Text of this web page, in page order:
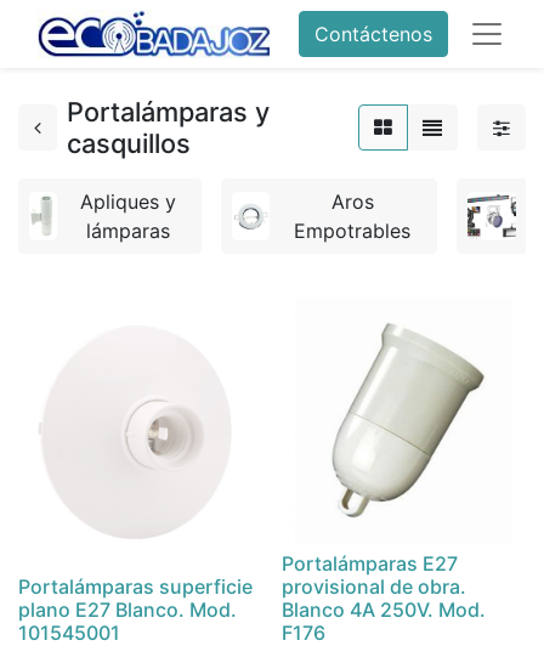
Contáctenos
Portalámparas y
casquillos
Apliques y
lámparas
Aros
Empotrables
Portalámparas superficie
plano E27 Blanco. Mod.
101545001
Portalámparas E27
provisional de obra.
Blanco 4A 250V. Mod.
F176